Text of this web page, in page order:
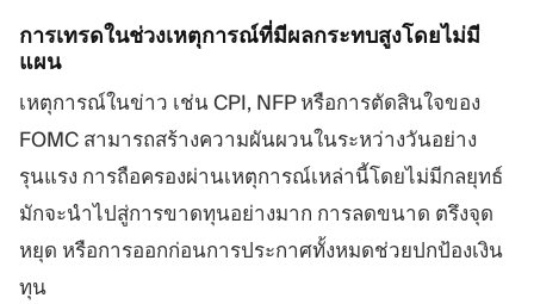
การเทรดในช่วงเหตุการณ์ที่มีผลกระทบสูงโดยไม่มี
แผน
เหตุการณ์ในข่าว เช่น CPI, NFP หรือการตัดสินใจของ
FOMC สามารถสร้างความผันผวนในระหว่างวันอย่าง
รุนแรง การถือครองผ่านเหตุการณ์เหล่านี้โดยไม่มีกลยุทธ์
มักจะนำไปสู่การขาดทุนอย่างมาก การลดขนาด ตรึงจุด
หยุด หรือการออกก่อนการประกาศทั้งหมดช่วยปกป้องเงิน
ทุน